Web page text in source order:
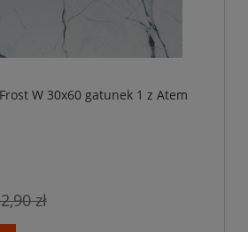
W 30x60 gatunek 1 z Atem
zł